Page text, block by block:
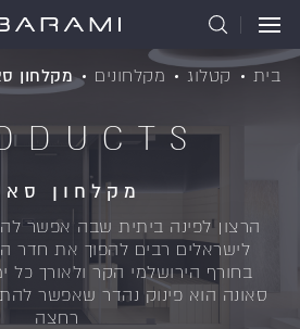
מקלחון
הרצון לפינה ביתית שבה אפשר
לישראלים רבים להפוך את חדר
בחורף הירושלמי הקר ולאורך כל
סאונה הוא פינוק נהדר שאפשר
רחצה
בית קטלוג מקלחונים מקלחון